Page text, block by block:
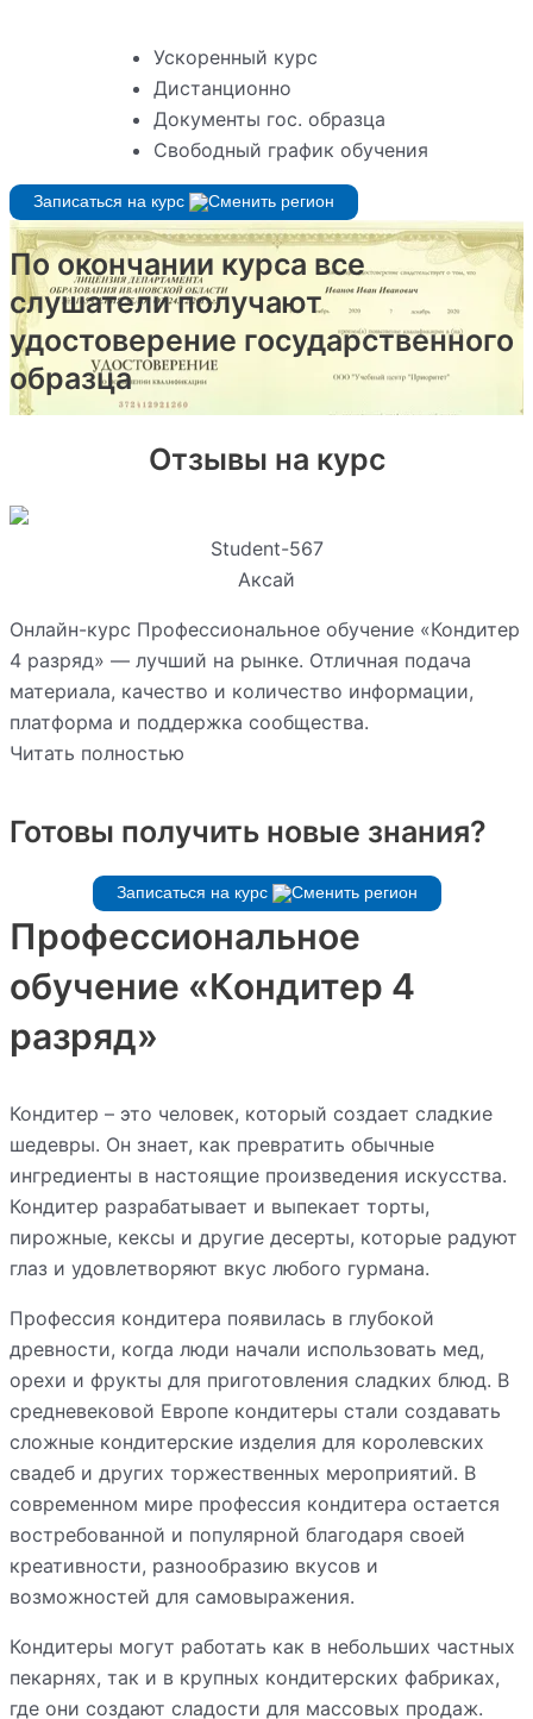
Ускоренный курс
Дистанционно
Документы гос. образца
Свободный график обучения
Записаться на курс
По окончании курса все
слушатели получают
удостоверение государственного
образца
Отзывы на курс
Student-567
Аксай
Онлайн-курс Профессиональное обучение «Кондитер
4 разряд» — лучший на рынке. Отличная подача
материала, качество и количество информации,
платформа и поддержка сообщества.
Читать полностью
Готовы получить новые знания?
Записаться на курс
Профессиональное
обучение «Кондитер 4
разряд»
Кондитер – это человек, который создает сладкие
шедевры. Он знает, как превратить обычные
ингредиенты в настоящие произведения искусства.
Кондитер разрабатывает и выпекает торты,
пирожные, кексы и другие десерты, которые радуют
глаз и удовлетворяют вкус любого гурмана.
Профессия кондитера появилась в глубокой
древности, когда люди начали использовать мед,
орехи и фрукты для приготовления сладких блюд. В
средневековой Европе кондитеры стали создавать
сложные кондитерские изделия для королевских
свадеб и других торжественных мероприятий. В
современном мире профессия кондитера остается
востребованной и популярной благодаря своей
креативности, разнообразию вкусов и
возможностей для самовыражения.
Кондитеры могут работать как в небольших частных
пекарнях, так и в крупных кондитерских фабриках,
где они создают сладости для массовых продаж.